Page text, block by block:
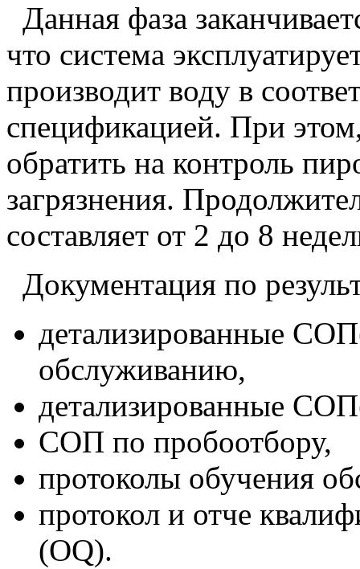
Данная фаза
что система
производит воду в
спецификацией. При
обратить на контроль
загрязнения.
составляет от 2 до 8
Документация по
детализированные
обслуживанию,
детализированные
СОП по пробоотбору,
протоколы обучения
протокол и отче
(ОQ).